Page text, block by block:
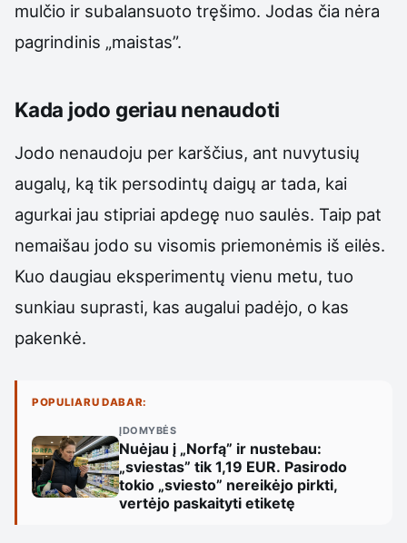
mulčio ir subalansuoto tręšimo. Jodas čia nėra
pagrindinis „maistas”.
Kada jodo geriau nenaudoti
Jodo nenaudoju per karščius, ant nuvytusių
augalų, ką tik persodintų daigų ar tada, kai
agurkai jau stipriai apdegę nuo saulės. Taip pat
nemaišau jodo su visomis priemonėmis iš eilės.
Kuo daugiau eksperimentų vienu metu, tuo
sunkiau suprasti, kas augalui padėjo, o kas
pakenkė.
POPULIARU DABAR:
ĮDOMYBĖS
Nuėjau į „Norfą” ir nustebau:
„sviestas” tik 1,19 EUR. Pasirodo
tokio „sviesto” nereikėjo pirkti,
vertėjo paskaityti etiketę